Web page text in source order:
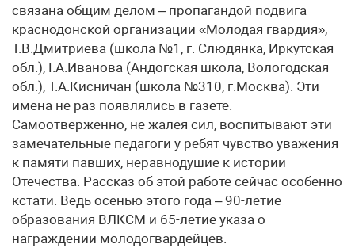
связана общим делом – пропагандой подвига
краснодонской организации «Молодая гвардия»,
Т.В.Дмитриева (школа №1, г. Слюдянка, Иркутская
обл.), Г.А.Иванова (Андогская школа, Вологодская
обл.), Т.А.Кисничан (школа №310, г.Москва). Эти
имена не раз появлялись в газете.
Самоотверженно, не жалея сил, воспитывают эти
замечательные педагоги у ребят чувство уважения
к памяти павших, неравнодушие к истории
Отечества. Рассказ об этой работе сейчас особенно
кстати. Ведь осенью этого года – 90-летие
образования ВЛКСМ и 65-летие указа о
награждении молодогвардейцев.